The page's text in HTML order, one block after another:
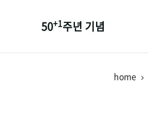
50+1주년 기념
home